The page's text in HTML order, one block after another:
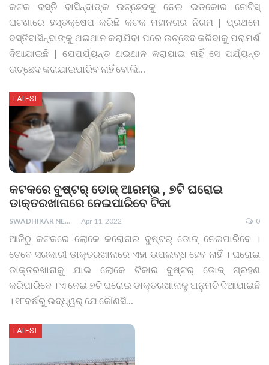
କଟକ ବସ୍ତି ବାସିନ୍ଦାଙ୍କ ଉଚ୍ଛେଦକୁ ନେଇ ଇଡକୋର ନୋଟିସ୍
ଘଟଣାରେ ହସ୍ତକ୍ଷେପ କରିଛି କଟକ ମହାନଗର ନିଗମ | ପ୍ରଥମେ
ବସ୍ତିବାସିନ୍ଦାଙ୍କୁ ଥଇଥାନ କରାଯିବା ପରେ ଉଚ୍ଛେଦ କରିବାକୁ ପରାମର୍ଶ
ଦିଆଯାଇଛି | ଯେପର୍ଯ୍ୟନ୍ତ ଥଇଥାନ କରାଯାଇ ନାହିଁ ସେ ପର୍ଯ୍ୟନ୍ତ
ଉଚ୍ଛେଦ କରାଯାଇପାରିବ ନାହିଁ ବୋଲି…
LATEST
କଟକରେ ବୁଷ୍ଟର୍‌ ଡୋଜ୍‌ ଆରମ୍ଭ , ୭ଟି ଘରୋଇ
ଡାକ୍ତରଖାନାରେ ନେଇପାରିବେ ଟିକା
SWADHIKAR NEWS Apr 11, 2022 0
ଆଜିଠୁ କଟକରେ ଲୋକେ କରୋନାର ବୁଷ୍ଟର୍‌ ଡୋଜ୍‌ ନେଇପାରିବେ ।
ତେବେ ସରକାରୀ ଡାକ୍ତରଖାନାରେ ଏହା ଉପଲବ୍ଧ ହେବ ନାହିଁ । ଘରୋଇ
ଡାକ୍ତରଖାନାକୁ ଯାଇ ଲୋକେ ଟିକାର ବୁଷ୍ଟର୍‌ ଡୋଜ୍‌ ଗ୍ରହଣ
କରିପାରିବେ । ଏ ନେଇ ୭ଟି ଘରୋଇ ଡାକ୍ତରଖାନାକୁ ଅନୁମତି ଦିଆଯାଇଛି
। ୧୮ବର୍ଷରୁ ଉଦ୍ଧ୍ୱର୍ ଯେ କୌଣସି
LATEST